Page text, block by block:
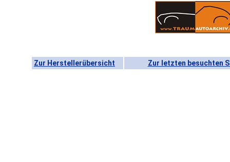
Zur Herstellerübersicht Zur letzten besuchten